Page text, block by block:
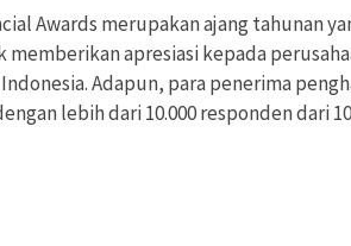
Awards merupakan ajang tahunan
apresiasi kepada
Adapun, para penerima
lebih dari 10.000 responden dari